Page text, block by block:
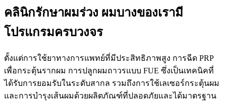
คลินิกรักษาผมร่วง ผมบางของเรามี
โปรแกรมครบวงจร
ตั้งแต่การใช้ยาทางการแพทย์ที่มีประสิทธิภาพสูง การฉีด PRP
เพื่อกระตุ้นรากผม การปลูกผมถาวรแบบ FUE ซึ่งเป็นเทคนิคที่
ได้รับการยอมรับในระดับสากล รวมถึงการใช้เลเซอร์กระตุ้นผม
และการบำรุงเส้นผมด้วยผลิตภัณฑ์ที่ปลอดภัยและได้มาตรฐาน